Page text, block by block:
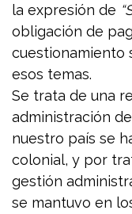
la expresión de
obligación de
cuestionamiento
esos temas.
Se trata de una
administración
nuestro país se
colonial, y por
gestión
se mantuvo en